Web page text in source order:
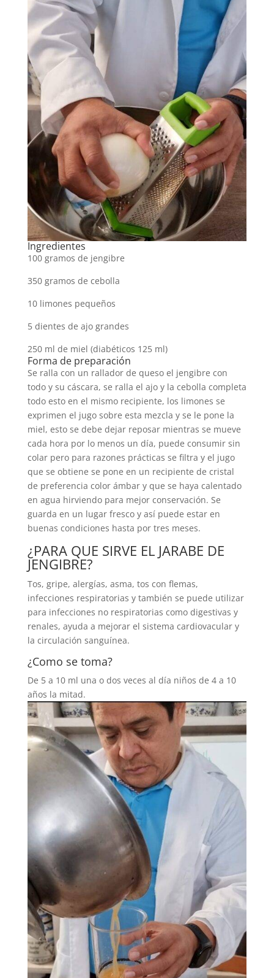
Ingredientes
100 gramos de jengibre
350 gramos de cebolla
10 limones pequeños
5 dientes de ajo grandes
250 ml de miel (diabéticos 125 ml)
Forma de preparación
Se ralla con un rallador de queso el jengibre con
todo y su cáscara, se ralla el ajo y la cebolla completa
todo esto en el mismo recipiente, los limones se
exprimen el jugo sobre esta mezcla y se le pone la
miel, esto se debe dejar reposar mientras se mueve
cada hora por lo menos un día, puede consumir sin
colar pero para razones prácticas se filtra y el jugo
que se obtiene se pone en un recipiente de cristal
de preferencia color ámbar y que se haya calentado
en agua hirviendo para mejor conservación. Se
guarda en un lugar fresco y así puede estar en
buenas condiciones hasta por tres meses.
¿PARA QUE SIRVE EL JARABE DE
JENGIBRE?
Tos, gripe, alergías, asma, tos con flemas,
infecciones respiratorias y también se puede utilizar
para infecciones no respiratorias como digestivas y
renales, ayuda a mejorar el sistema cardiovacular y
la circulación sanguínea.
¿Como se toma?
De 5 a 10 ml una o dos veces al día niños de 4 a 10
años la mitad.